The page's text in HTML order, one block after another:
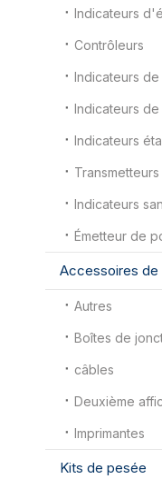
Indicateurs
Contrôleurs
Indicateurs
Indicateurs
Indicateurs
Indicateurs
Émetteur de
Accessoires de
Autres
Boîtes de
câbles
Deuxième
Imprimantes
Kits de pesée